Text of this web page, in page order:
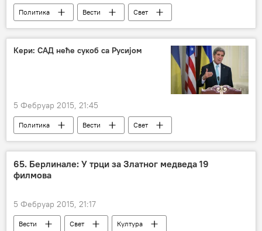
Политика Вести
Свет
Украјина
Џон Мекејн
Конфликт у Украјини
касетне бомбе
Кери: САД неће сукоб са Русијом
5 Фебруар 2015, 21:45
Политика Вести
Свет
Украјина
65. Берлинале: У трци за Златног медведа 19
филмова
5 Фебруар 2015, 21:17
Вести Свет Култура